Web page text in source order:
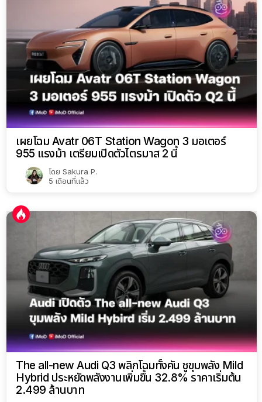
เผยโฉม Avatr 06T Station Wagon 3 มอเตอร์
955 แรงม้า เตรียมเปิดตัวไตรมาส 2 นี้
โดย Sakura P.
5 เดือนที่แล้ว
The all-new Audi Q3 พลิกโฉมทั้งคัน ชูขุมพลัง Mild
Hybrid ประหยัดพลังงานเพิ่มขึ้น 32.8% ราคาเริ่มต้น
2.499 ล้านบาท